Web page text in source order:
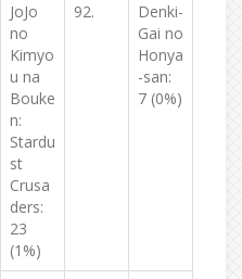
JoJo
no
Kimyo
u na
Bouke
n:
Stardu
st
Crusa
ders:
23
(1%)
92.
Denki-
Gai no
Honya
-san:
7 (0%)